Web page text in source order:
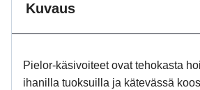
Kuvaus
Pielor-käsivoiteet ovat tehokasta
ihanilla tuoksuilla ja kätevässä